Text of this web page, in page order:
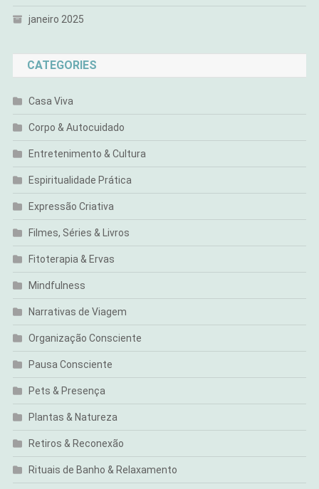
janeiro 2025
CATEGORIES
Casa Viva
Corpo & Autocuidado
Entretenimento & Cultura
Espiritualidade Prática
Expressão Criativa
Filmes, Séries & Livros
Fitoterapia & Ervas
Mindfulness
Narrativas de Viagem
Organização Consciente
Pausa Consciente
Pets & Presença
Plantas & Natureza
Retiros & Reconexão
Rituais de Banho & Relaxamento